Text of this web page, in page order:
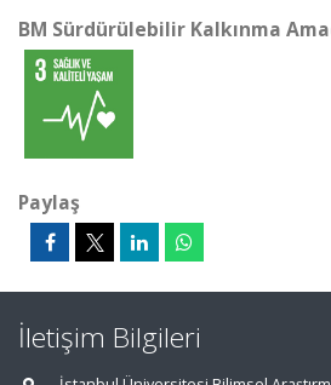
BM Sürdürülebilir Kalkınma
Paylaş
İletişim Bilgileri